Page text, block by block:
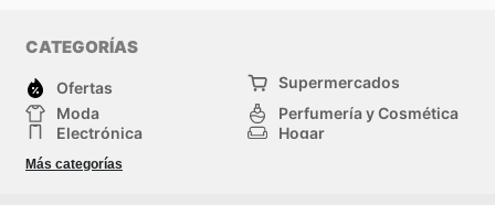
start saving now.
CATEGORÍAS
Ofertas
Supermercados
Moda
Perfumería y Cosmética
Electrónica
Hogar
Deporte
Juguetes y bebés
Más categorías